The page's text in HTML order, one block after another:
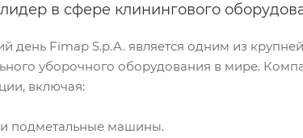
в сфере клинингового
день Fimap S.p.A. является одним из
уборочного оборудования в мире.
включая:
подметальные машины.